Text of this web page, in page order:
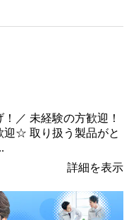
／ 未経験の方歓迎！
迎☆ 取り扱う製品がと
詳細を表示